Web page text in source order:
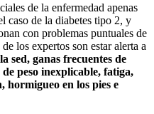
de la enfermedad apenas
caso de la diabetes tipo 2, y
con problemas puntuales de
los expertos son estar alerta a
sed, ganas frecuentes de
peso inexplicable, fatiga,
hormigueo en los pies e